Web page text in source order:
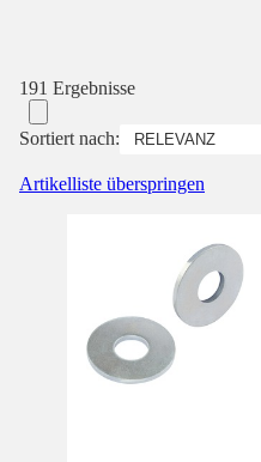
191 Ergebnisse
Sortiert nach:
Artikelliste überspringen